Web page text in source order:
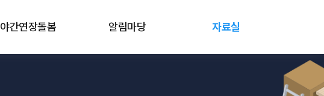
야간연장돌봄 알림마당 자료실